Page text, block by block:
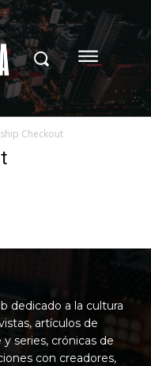
Checkout
dedicado a la cultura
artículos de
series, crónicas de
con creadores,